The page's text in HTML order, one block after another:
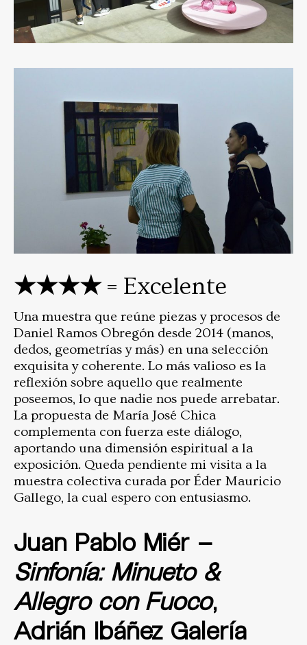
★★★★= Excelente
Una muestra que reúne piezas y procesos de
Daniel Ramos Obregón desde 2014 (manos,
dedos, geometrías y más) en una selección
exquisita y coherente. Lo más valioso es la
reflexión sobre aquello que realmente
poseemos, lo que nadie nos puede arrebatar.
La propuesta de María José Chica
complementa con fuerza este diálogo,
aportando una dimensión espiritual a la
exposición. Queda pendiente mi visita a la
muestra colectiva curada por Éder Mauricio
Gallego, la cual espero con entusiasmo.
Juan Pablo Miér –
Sinfonía: Minueto &
Allegro con Fuoco,
Adrián Ibáñez Galería